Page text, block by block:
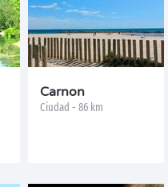
Carnon
Ciudad - 86 km